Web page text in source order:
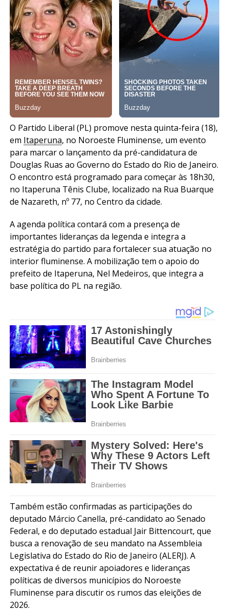
O Partido Liberal (PL) promove nesta quinta-feira (18),
em Itaperuna, no Noroeste Fluminense, um evento
para marcar o lançamento da pré-candidatura de
Douglas Ruas ao Governo do Estado do Rio de Janeiro.
O encontro está programado para começar às 18h30,
no Itaperuna Tênis Clube, localizado na Rua Buarque
de Nazareth, nº 77, no Centro da cidade.
A agenda política contará com a presença de
importantes lideranças da legenda e integra a
estratégia do partido para fortalecer sua atuação no
interior fluminense. A mobilização tem o apoio do
prefeito de Itaperuna, Nel Medeiros, que integra a
base política do PL na região.
Também estão confirmadas as participações do
deputado Márcio Canella, pré-candidato ao Senado
Federal, e do deputado estadual Jair Bittencourt, que
busca a renovação de seu mandato na Assembleia
Legislativa do Estado do Rio de Janeiro (ALERJ). A
expectativa é de reunir apoiadores e lideranças
políticas de diversos municípios do Noroeste
Fluminense para discutir os rumos das eleições de
2026.